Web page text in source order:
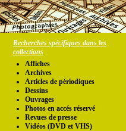
Recherches spécifiques dans les
collections
Affiches
Archives
Articles de périodiques
Dessins
Ouvrages
Photos en accés réservé
Revues de presse
Vidéos (DVD et VHS)